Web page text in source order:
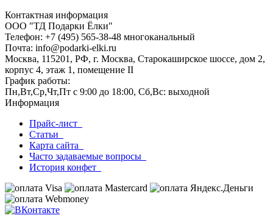
Контактная информация
ООО "ТД Подарки Ёлки"
Телефон: +7 (495) 565-38-48 многоканальный
Почта: info@podarki-elki.ru
Москва, 115201, РФ, г. Москва, Старокаширское шоссе, дом 2,
корпус 4, этаж 1, помещение II
График работы:
Пн,Вт,Ср,Чт,Пт с 9:00 до 18:00, Сб,Вс: выходной
Информация
Прайс-лист
Статьи
Карта сайта
Часто задаваемые вопросы
История конфет